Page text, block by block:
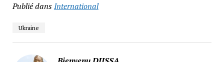
Publié dansInternational
Ukraine